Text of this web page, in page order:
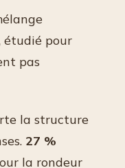
étudié pour
pas
la structure
27 %
la rondeur